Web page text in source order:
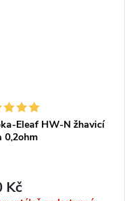
Eleaf HW-N žhavicí
0,2ohm
Kč